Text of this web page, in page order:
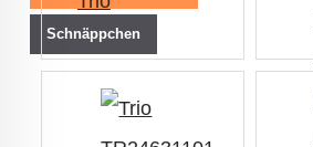
Schnäppchen